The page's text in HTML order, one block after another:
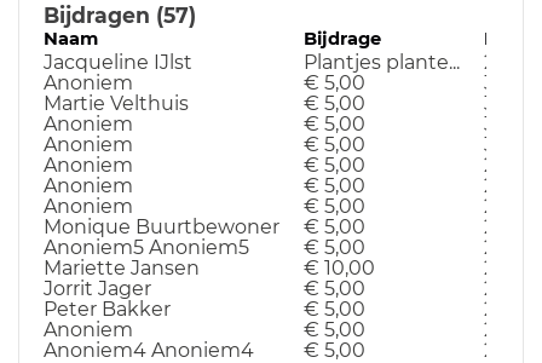
Bijdragen (57)
Naam Bijdrage
Jacqueline IJlst Plantjes plante...
25-
Anoniem
€ 5,00
31-
Martie Velthuis
€ 5,00
31-
Anoniem
€ 5,00
30-
Anoniem
€ 5,00
30-
Anoniem
€ 5,00
29-
Anoniem
€ 5,00
26-
Anoniem
€ 5,00
26-
Monique Buurtbewoner
€ 5,00
24-
Anoniem5 Anoniem5
€ 5,00
24-
Mariette Jansen
€ 10,00
24-
Jorrit Jager
€ 5,00
23-
Peter Bakker
€ 5,00
23-
Anoniem
€ 5,00
23-
Anoniem4 Anoniem4
€ 5,00 22-